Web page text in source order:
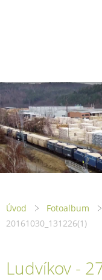
Úvod Fotoalbum
20161030_131226(1)
Ludvíkov -